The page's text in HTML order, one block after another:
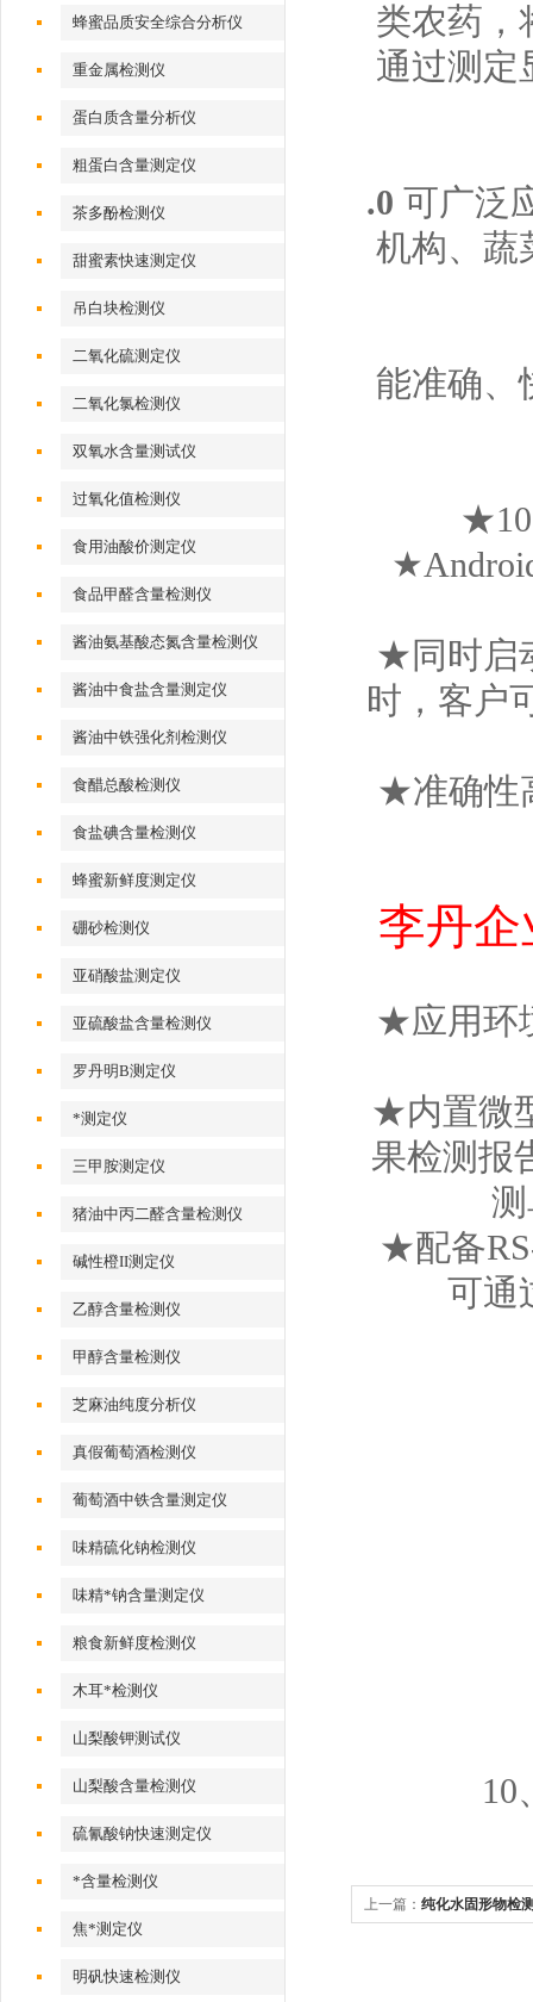
蜂蜜品质安全综合分析仪
重金属检测仪
蛋白质含量分析仪
粗蛋白含量测定仪
茶多酚检测仪
甜蜜素快速测定仪
吊白块检测仪
二氧化硫测定仪
二氧化氯检测仪
双氧水含量测试仪
过氧化值检测仪
食用油酸价测定仪
食品甲醛含量检测仪
酱油氨基酸态氮含量检测仪
酱油中食盐含量测定仪
酱油中铁强化剂检测仪
食醋总酸检测仪
食盐碘含量检测仪
蜂蜜新鲜度测定仪
硼砂检测仪
亚硝酸盐测定仪
亚硫酸盐含量检测仪
罗丹明B测定仪
*测定仪
三甲胺测定仪
猪油中丙二醛含量检测仪
碱性橙II测定仪
乙醇含量检测仪
甲醇含量检测仪
芝麻油纯度分析仪
真假葡萄酒检测仪
葡萄酒中铁含量测定仪
味精硫化钠检测仪
味精*钠含量测定仪
粮食新鲜度检测仪
木耳*检测仪
山梨酸钾测试仪
山梨酸含量检测仪
硫氰酸钠快速测定仪
*含量检测仪
焦*测定仪
明矾快速检测仪
类农药，
通过测定
.0 可广泛
机构、蔬
能准确、
★同时启
时，客户
★准确性
李丹企
★应用环
★内置微
果检测报
★配备
可通
10
上一篇： 纯化水固形物检